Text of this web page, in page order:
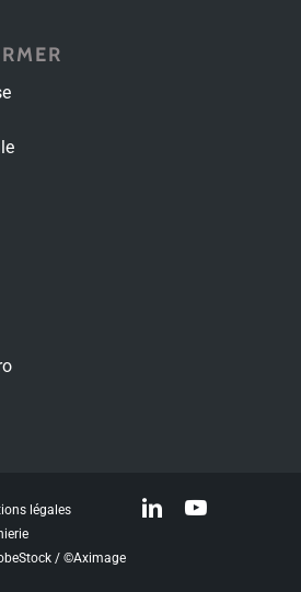
légales
/ ©Aximage
linkedinyoutube